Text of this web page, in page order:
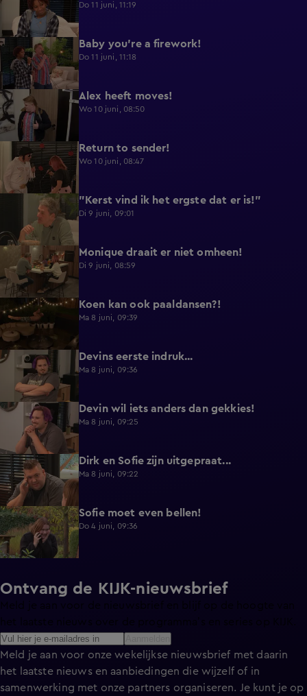
Do 11 juni, 11:19
0:39 Baby you're a firework!
Do 11 juni, 11:18
0:43 Alex heeft moves!
Wo 10 juni, 08:50
0:36 Return to sender!
Wo 10 juni, 08:47
"Kerst vind ik het ergste dat er is!"
Di 9 juni, 09:01
0:29 Monique draait er niet omheen!
Di 9 juni, 08:59
0:38 Koen kan ook paaldansen?!
Ma 8 juni, 09:39
0:30 Devins eerste indruk...
Ma 8 juni, 09:36
0:25 Devin wil iets anders dan gekkies!
Ma 8 juni, 09:25
0:26 Dirk en Sofie zijn uitgepraat...
Ma 8 juni, 09:22
1:13 Sofie moet even bellen!
Do 4 juni, 09:36
Ontvang de KIJK-nieuwsbrief
Meld je aan voor onze wekelijkse nieuwsbrief met daarin
het laatste nieuws en aanbiedingen die wijzelf of in
samenwerking met onze partners organiseren. Je kunt je op